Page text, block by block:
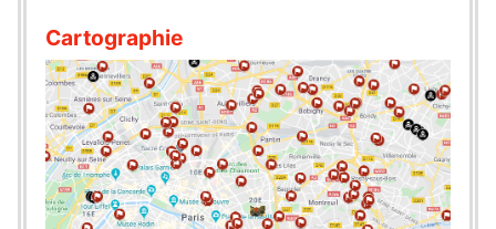
Cartographie